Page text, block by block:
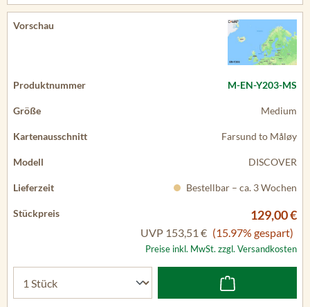
M-EN-Y203-MS
Medium
Farsund to Måløy
DISCOVER
Bestellbar – ca. 3 Wochen
129,00 €
UVP 153,51 € (15.97% gespart)
Preise inkl. MwSt. zzgl. Versandkosten